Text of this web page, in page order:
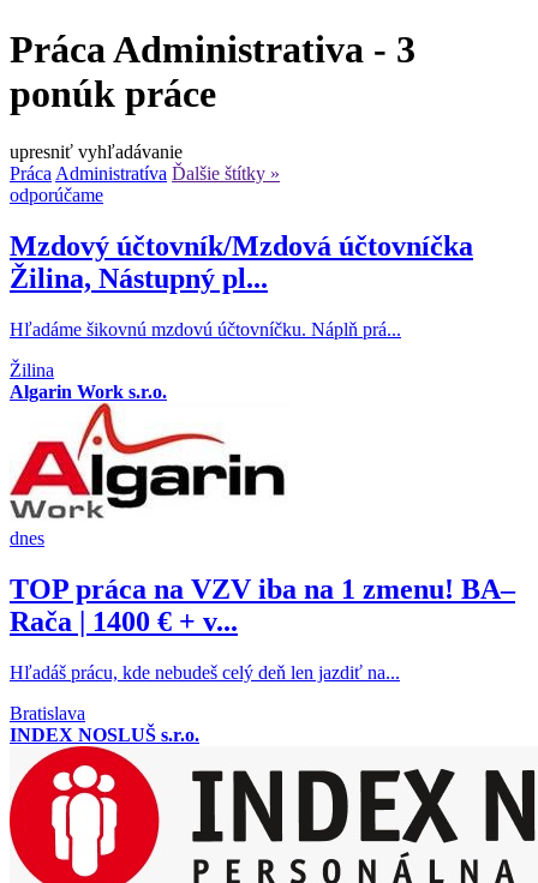
Práca Administrativa - 3
ponúk práce
upresniť vyhľadávanie
Práca Administratíva Ďalšie štítky »
odporúčame
Mzdový účtovník/Mzdová účtovníčka
Žilina, Nástupný pl...
​Hľadáme šikovnú mzdovú účtovníčku. Náplň prá...
Žilina
Algarin Work s.r.o.
dnes
TOP práca na VZV iba na 1 zmenu! BA–
Rača | 1400 € + v...
Hľadáš prácu, kde nebudeš celý deň len jazdiť na...
Bratislava
INDEX NOSLUŠ s.r.o.